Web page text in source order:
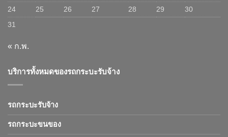
24
25 26 27 28 29
30
31
« ก.พ.
บริการทั้งหมดของรถกระบะรับจ้าง
รถกระบะรับจ้าง
รถกระบะขนของ